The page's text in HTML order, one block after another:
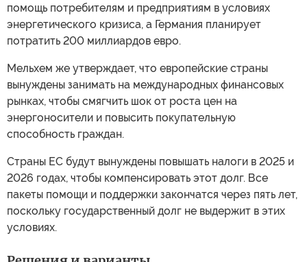
помощь потребителям и предприятиям в условиях
энергетического кризиса, а Германия планирует
потратить 200 миллиардов евро.
Мельхем же утверждает, что европейские страны
вынуждены занимать на международных финансовых
рынках, чтобы смягчить шок от роста цен на
энергоносители и повысить покупательную
способность граждан.
Страны ЕС будут вынуждены повышать налоги в 2025 и
2026 годах, чтобы компенсировать этот долг. Все
пакеты помощи и поддержки закончатся через пять лет,
поскольку государственный долг не выдержит в этих
условиях.